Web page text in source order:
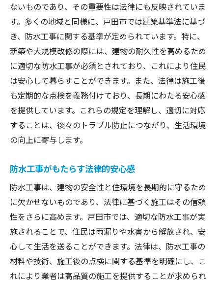
防水工事が生活環境に与えるポジティブな
影響
住環境の快適さを維持するための防水工事
知っておくべき防水工事の基本
防水工事の専門家が教える戸田市での最適な施
工ポイント
専門家が教える防水工事の施工のコツ
戸田市での防水工事の最適な施工方法
戸田市での成功する防水工事の秘訣
施工ポイントを押さえた防水工事の実例
専門家が勧める防水工事のベストプラクテ
ィス
ないものであり、その重要性は法律にも反映されていま
す。多くの地域と同様に、戸田市では建築基準法に基づ
き、防水工事に関する基準が定められています。特に、
新築や大規模改修の際には、建物の耐久性を高めるため
に適切な防水工事が必須とされており、これにより住民
は安心して暮らすことができます。また、法律は施工後
も定期的な点検を義務付けており、長期にわたる安心感
を提供しています。これらの規定を理解し、適切に対応
することは、後々のトラブル防止につながり、生活環境
の向上に寄与します。
防水工事がもたらす法律的安心感
防水工事は、建物の安全性と住環境を長期的に守るため
に欠かせないものであり、法律に基づく施工はその信頼
性をさらに高めます。戸田市では、適切な防水工事が実
施されることで、住民は雨漏りや水害から解放され、安
心して生活を送ることができます。法律は、防水工事の
材料や技術、施工後の点検に関する基準を明確にし、こ
れにより業者は高品質の施工を提供することが求められ